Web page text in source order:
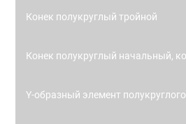
Конек полукруглый тройной
Конек полукруглый начальный,
Y-образный элемент